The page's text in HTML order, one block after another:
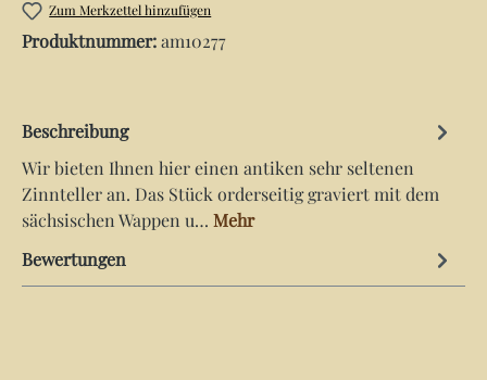
Zum Merkzettel hinzufügen
Produktnummer:am10277
Beschreibung
Wir bieten Ihnen hier einen antiken sehr seltenen
Zinnteller an. Das Stück orderseitig graviert mit dem
sächsischen Wappen u… Mehr
Bewertungen